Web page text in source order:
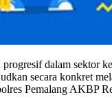
dalam sektor
secara konkret
Pemalang AKBP